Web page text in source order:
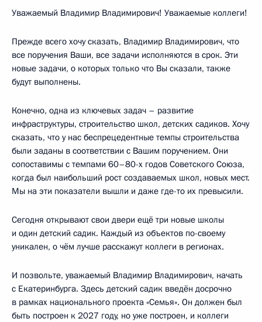
Уважаемый Владимир Владимирович! Уважаемые коллеги!
Прежде всего хочу сказать, Владимир Владимирович, что
все поручения Ваши, все задачи исполняются в срок. Эти
новые задачи, о которых только что Вы сказали, также
будут выполнены.
Конечно, одна из ключевых задач – развитие
инфраструктуры, строительство школ, детских садиков. Хочу
сказать, что у нас беспрецедентные темпы строительства
были заданы в соответствии с Вашим поручением. Они
сопоставимы с темпами 60–80-х годов Советского Союза,
когда был наибольший рост создаваемых школ, новых мест.
Мы на эти показатели вышли и даже где-то их превысили.
Сегодня открывают свои двери ещё три новые школы
и один детский садик. Каждый из объектов по-своему
уникален, о чём лучше расскажут коллеги в регионах.
И позвольте, уважаемый Владимир Владимирович, начать
с Екатеринбурга. Здесь детский садик введён досрочно
в рамках национального проекта «Семья». Он должен был
быть построен к 2027 году, но уже построен, и коллеги